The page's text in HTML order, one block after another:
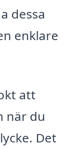
dessa
enklare
att
när du
Det